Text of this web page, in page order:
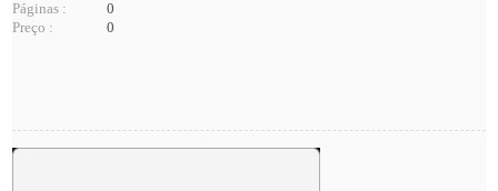
Páginas :
0
Preço :
0